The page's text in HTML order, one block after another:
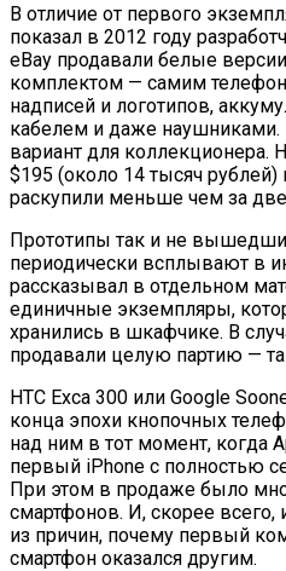
В отличие от первого
показал в 2012 году
eBay продавали белые
комплектом — самим
надписей и логотипов,
кабелем и даже наушниками.
вариант для коллекционера.
$195 (около 14 тысяч
раскупили меньше чем за
Прототипы так и не
периодически всплывают в
рассказывал в отдельном
единичные экземпляры,
хранились в шкафчике. В
продавали целую партию —
HTC Exca 300 или Google
конца эпохи кнопочных
над ним в тот момент, когда
первый iPhone с полностью
При этом в продаже было
смартфонов. И, скорее всего,
из причин, почему первый
смартфон оказался другим.